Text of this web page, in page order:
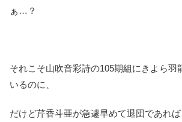
ぁ…？
それこそ山吹音彩詩の105期組にきよら羽
いるのに、
だけど芹香斗亜が急遽早めて退団であれば